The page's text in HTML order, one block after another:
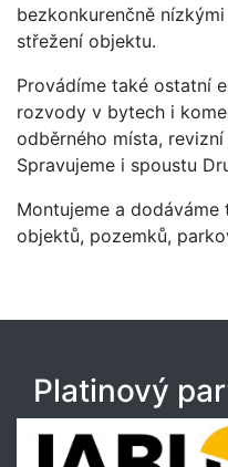
bezkonkurenčně
střežení objektu.
Provádíme také ostatní
rozvody v bytech i
odběrného místa,
Spravujeme i spoustu
Montujeme a
objektů, pozemků,
Platinový